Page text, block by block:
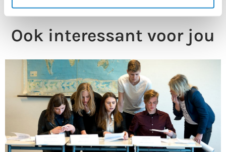
Ook interessant voor jou